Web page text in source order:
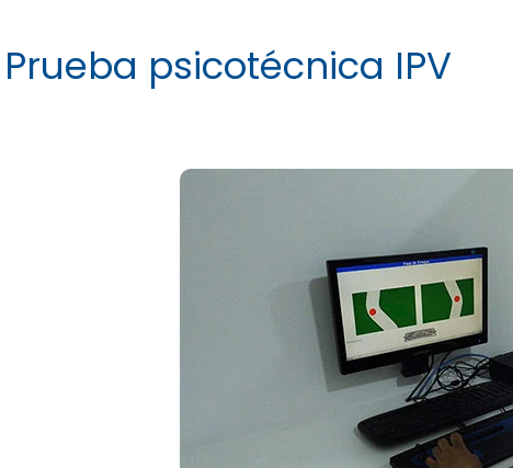
Prueba psicotécnica IPV